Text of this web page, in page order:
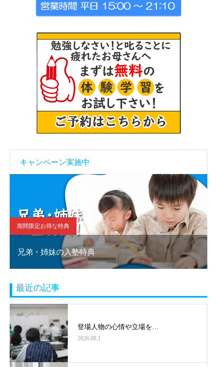
キャンペーン実施中
期間限定お得な特典
兄弟・姉妹の入塾特典
最近の記事
登場人物の心情や立場を…
2026.08.1